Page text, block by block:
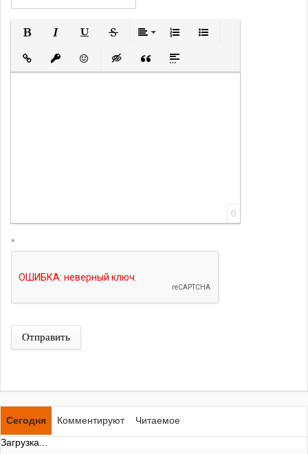
Подчеркнутый
Вставить ссылку
Вставить защищенную ссылку
Вставить смайлик
Вставка скрытого текста
Вставка цитаты
Вставка спойлера
0
*
Отправить
Сегодня Комментируют
Читаемое
Загрузка...